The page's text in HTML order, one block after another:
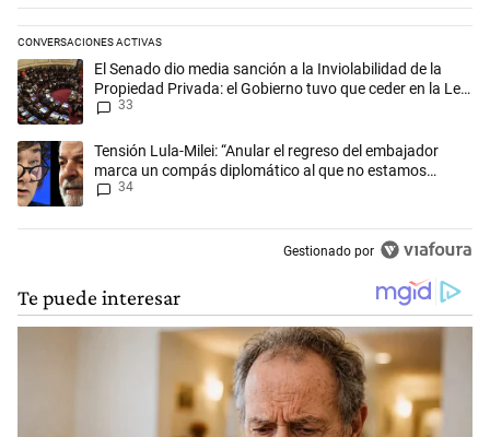
CONVERSACIONES ACTIVAS
Este listado muestra los artículos con más comentarios en los
Un artículo de tendencia con el título "El Senado dio media sanción a
El Senado dio media sanción a la Inviolabilidad de la
Propiedad Privada: el Gobierno tuvo que ceder en la Ley
del Manejo del Fuego
33
Un artículo de tendencia con el título "Tensión Lula-Milei: “Anular el
Tensión Lula-Milei: “Anular el regreso del embajador
marca un compás diplomático al que no estamos
acostumbrados"
34
Gestionado por